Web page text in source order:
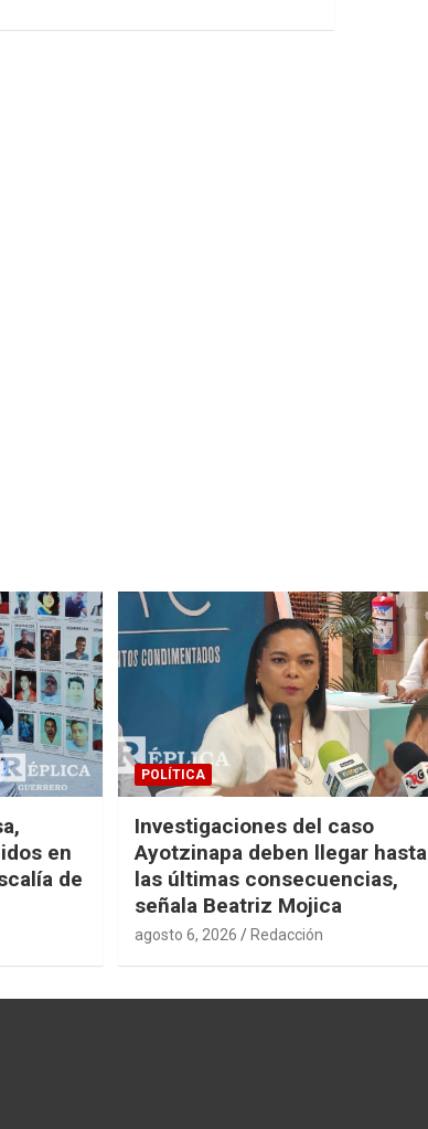
en
de
POLÍTICA
Investigaciones del caso
Ayotzinapa deben llegar hasta
las últimas consecuencias,
señala Beatriz Mojica
agosto 6, 2026 Redacción